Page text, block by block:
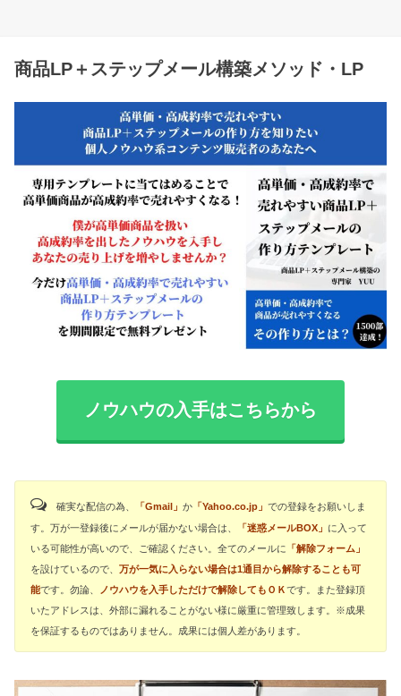
商品LP＋ステップメール構築メソッド・LP
ノウハウの入手はこちらから
確実な配信の為、 「Gmail」 か「Yahoo.co.jp」 での登録をお願いしま
す。万が一登録後にメールが届かない場合は、
「迷惑メールBOX」 に入って
いる可能性が高いので、ご確認ください。全てのメールに 「解除フォーム」
を設けているので、万が一気に入らない場合は1通目から解除することも可
能です。勿論、 ノウハウを入手しただけで解除してもＯＫです。また登録頂
いたアドレスは、外部に漏れることがない様に厳重に管理致します。※成果
を保証するものではありません。成果には個人差があります。